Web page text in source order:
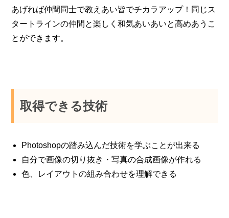
あげれば仲間同⼠で教えあい皆でチカラアップ！同じス
タートラインの仲間と楽しく和気あいあいと⾼めあうこ
とができます。
取得できる技術
Photoshopの踏み込んだ技術を学ぶことが出来る
⾃分で画像の切り抜き・写真の合成画像が作れる
⾊、レイアウトの組み合わせを理解できる